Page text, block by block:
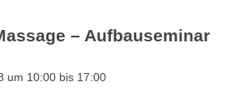
– Aufbauseminar
um 10:00 bis 17:00